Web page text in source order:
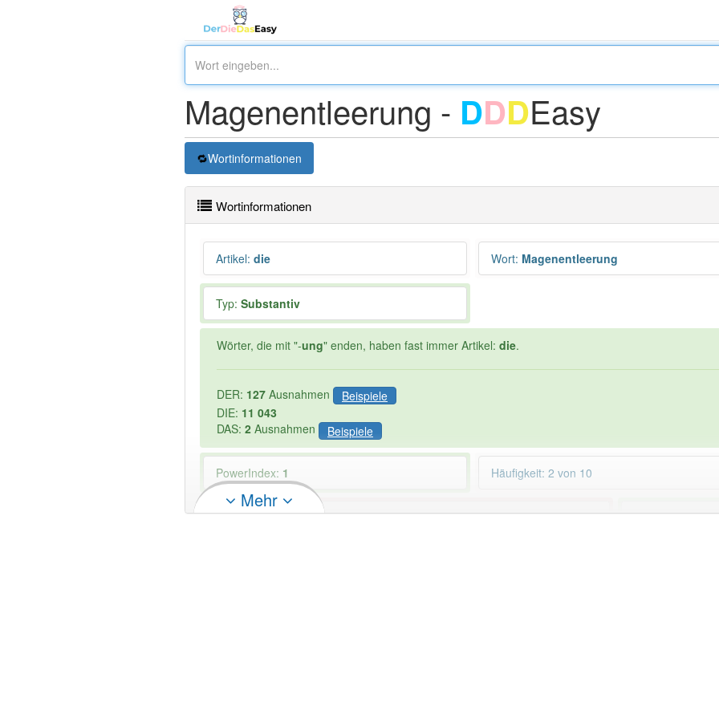
Magenentleerung - DDDEasy
Wortinformationen
Wortinformationen
Artikel: die Wort: Magenentleerung
Typ: Substantiv
Wörter, die mit "-ung" enden, haben fast immer Artikel: die.
DER: 127 Ausnahmen
Beispiele
DIE: 11 043
DAS: 2 Ausnahmen Beispiele
PowerIndex: 1 Häufigkeit: 2 von 10
Wörter mit Endung-magenentleerungaber mit einem anderen Artikel: -1 89% unserer
Mehr